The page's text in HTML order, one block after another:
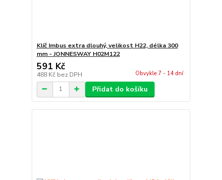
Klíč Imbus extra dlouhý, velikost H22, délka 300
mm - JONNESWAY H02M122
591 Kč
488 Kč bez DPH Obvykle 7 - 14 dní
Přidat do košíku